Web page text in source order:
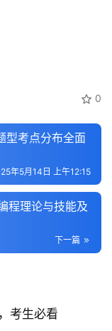
0
型考点分布全面
年5月14日 上午12:15
程理论与技能及
下一篇
考生必看